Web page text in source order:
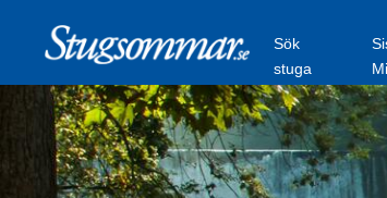
Sök
stuga